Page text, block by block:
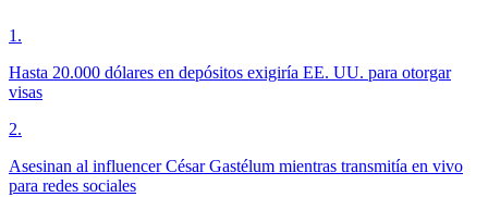
1.
Hasta 20.000 dólares en depósitos exigiría EE. UU. para otorgar
visas
2.
Asesinan al influencer César Gastélum mientras transmitía en vivo
para redes sociales